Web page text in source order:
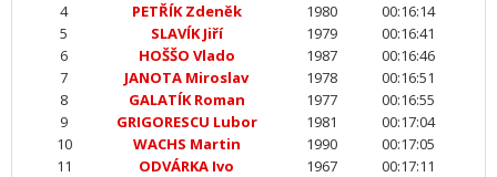
4
PETŘÍK Zdeněk 1980
00:16:14
5
SLAVÍK Jiří 1979
00:16:41
6
HOŠŠO Vlado 1987
00:16:46
7
JANOTA Miroslav 1978
00:16:51
8
GALATÍK Roman 1977
00:16:55
9
GRIGORESCU Lubor 1981
00:17:04
10
WACHS Martin 1990
00:17:05
11
ODVÁRKA Ivo 1967
00:17:11